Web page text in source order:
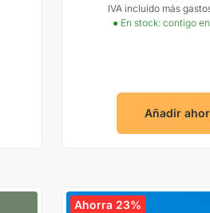
Oferta
IVA incluido más
● En stock: contigo
Añadir
Ahorra 23%